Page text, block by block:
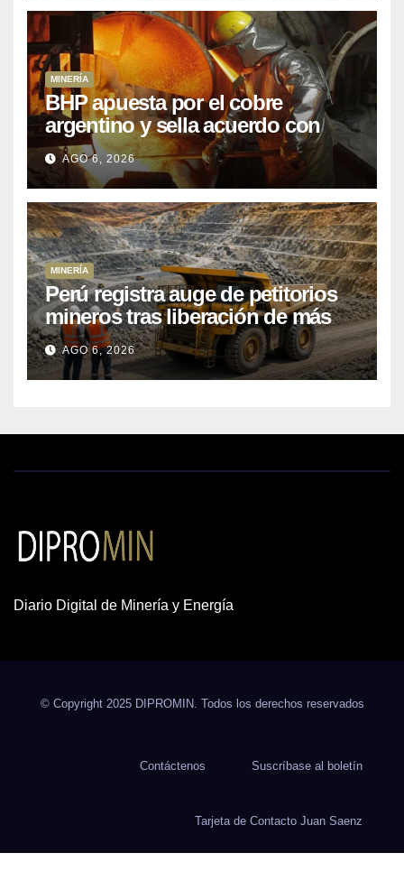
MINERÍA
BHP apuesta por el cobre
argentino y sella acuerdo con
Kobrea para siete proyecto
AGO 6, 2026
MINERÍA
Perú registra auge de petitorios
mineros tras liberación de más
de mil concesiones para explorar
cobre y oro
AGO 6, 2026
Diario Digital de Minería y Energía
© Copyright 2025 DIPROMIN. Todos los derechos reservados
Contáctenos Suscríbase al boletín
Tarjeta de Contacto Juan Saenz